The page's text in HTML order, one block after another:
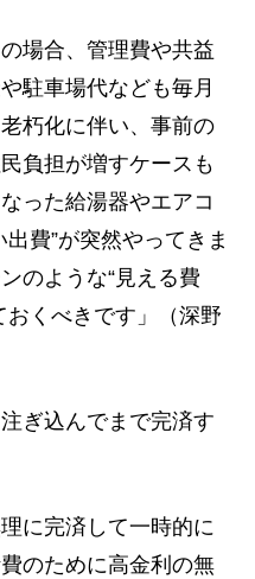
場合、管理費や共益
駐車場代なども毎月
朽化に伴い、事前の
負担が増すケースも
った給湯器やエアコ
費”が突然やってきま
のような“見える費
おくべきです」（深野
ぎ込んでまで完済す
に完済して一時的に
のために高金利の無